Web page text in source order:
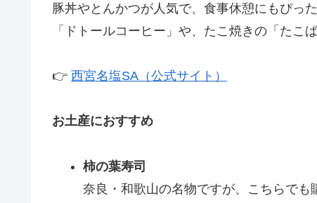
豚丼やとんかつが人気で、食事休憩にもぴった
「ドトールコーヒー」や、たこ焼きの「たこ
👉 西宮名塩SA（公式サイト）
お土産におすすめ
柿の葉寿司
奈良・和歌山の名物ですが、こちらで